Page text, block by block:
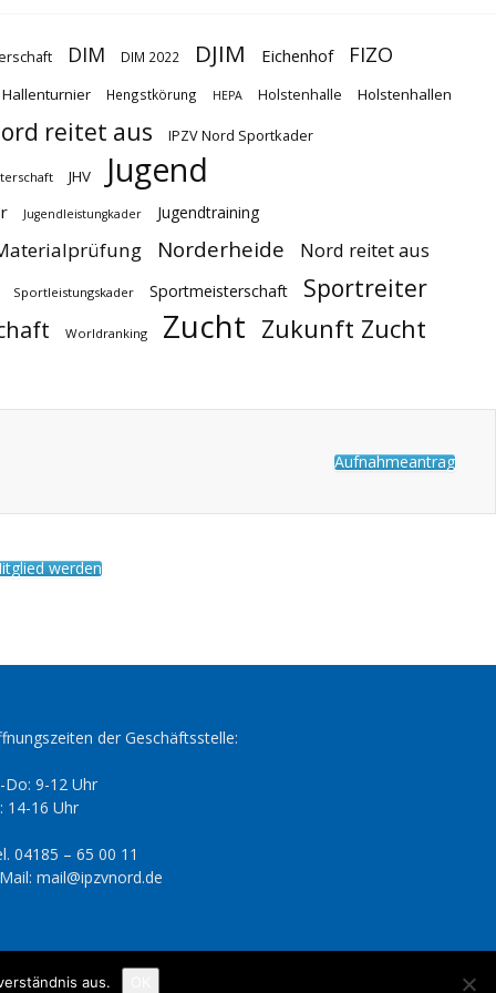
DIM DIM 2022 DJIM Eichenhof FIZO
Hallenturnier Hengstkörung HEPA Holstenhalle Holstenhallen
reitet aus IPZV Nord Sportkader
JHV Jugend
Jugendleistungkader Jugendtraining
Norderheide Nord reitet aus
Sportleistungskader Sportmeisterschaft Sportreiter
Worldranking Zucht Zukunft Zucht
Aufnahmeantrag
werden
der Geschäftsstelle:
Do: 9-12 Uhr
14-16 Uhr
04185 – 65 00 11
mail@ipzvnord.de
aus.